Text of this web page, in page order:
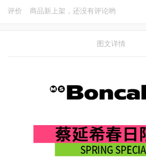
评价 商品新上架，还没有评论哟
图文详情